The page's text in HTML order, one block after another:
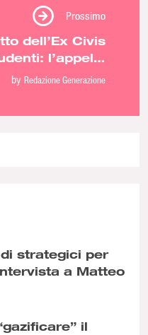
Prossimo
dell’Ex Civis
l’appello
rinunciare allo
by Redazione Generazione
strategici per
a Matteo
il